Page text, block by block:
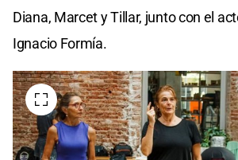
Diana, Marcet y Tillar, junto con el
Ignacio Formía.